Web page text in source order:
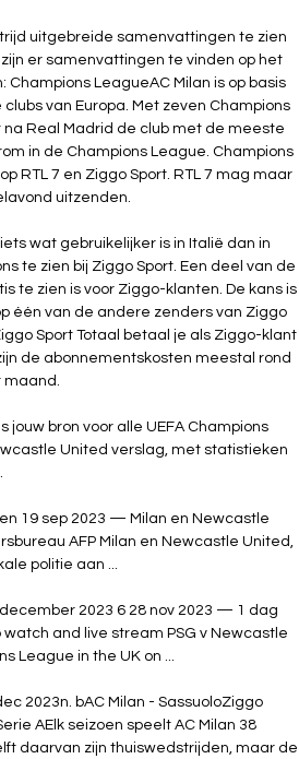
uitgebreide samenvattingen te zien
er samenvattingen te vinden op het
Champions LeagueAC Milan is op basis
van Europa. Met zeven Champions
Real Madrid de club met de meeste
in de Champions League. Champions
RTL 7 en Ziggo Sport. RTL 7 mag maar
uitzenden.
wat gebruikelijker is in Italië dan in
te zien bij Ziggo Sport. Een deel van de
te zien is voor Ziggo-klanten. De kans is
één van de andere zenders van Ziggo
Sport Totaal betaal je als Ziggo-klant
de abonnementskosten meestal rond
maand.
bron voor alle UEFA Champions
United verslag, met statistieken
19 sep 2023 — Milan en Newcastle
AFP Milan en Newcastle United,
politie aan ...
december 2023 6 28 nov 2023 — 1 dag
and live stream PSG v Newcastle
League in the UK on ...
2023n. bAC Milan - SassuoloZiggo
AElk seizoen speelt AC Milan 38
daarvan zijn thuiswedstrijden, maar de